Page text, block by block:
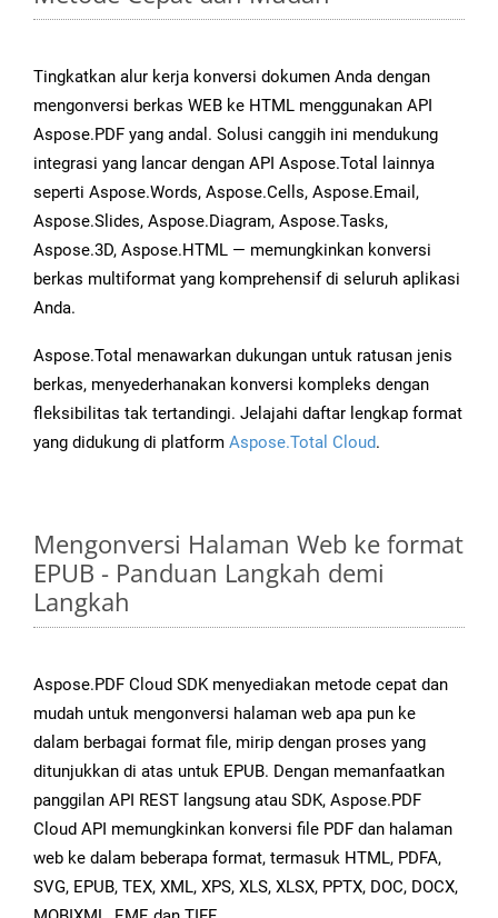
Tingkatkan alur kerja konversi dokumen Anda dengan
mengonversi berkas WEB ke HTML menggunakan API
Aspose.PDF yang andal. Solusi canggih ini mendukung
integrasi yang lancar dengan API Aspose.Total lainnya
seperti Aspose.Words, Aspose.Cells, Aspose.Email,
Aspose.Slides, Aspose.Diagram, Aspose.Tasks,
Aspose.3D, Aspose.HTML — memungkinkan konversi
berkas multiformat yang komprehensif di seluruh aplikasi
Anda.
Aspose.Total menawarkan dukungan untuk ratusan jenis
berkas, menyederhanakan konversi kompleks dengan
fleksibilitas tak tertandingi. Jelajahi daftar lengkap format
yang didukung di platform Aspose.Total Cloud.
Mengonversi Halaman Web ke format
EPUB - Panduan Langkah demi
Langkah
Aspose.PDF Cloud SDK menyediakan metode cepat dan
mudah untuk mengonversi halaman web apa pun ke
dalam berbagai format file, mirip dengan proses yang
ditunjukkan di atas untuk EPUB. Dengan memanfaatkan
panggilan API REST langsung atau SDK, Aspose.PDF
Cloud API memungkinkan konversi file PDF dan halaman
web ke dalam beberapa format, termasuk HTML, PDFA,
SVG, EPUB, TEX, XML, XPS, XLS, XLSX, PPTX, DOC, DOCX,